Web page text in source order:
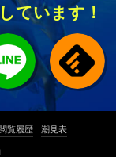
ています！
覧履歴 潮見表